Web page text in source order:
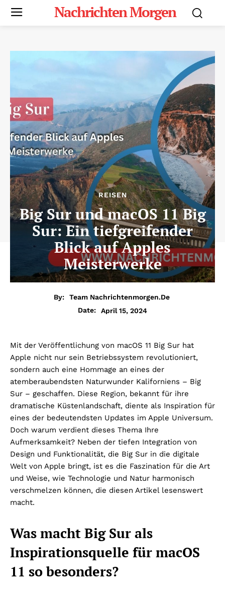
Nachrichten Morgen
REISEN
Big Sur und macOS 11 Big
Sur: Ein tiefgreifender
Blick auf Apples
Meisterwerke
By:
Team Nachrichtenmorgen.de
Date:
April 15, 2024
Mit der Veröffentlichung von macOS 11 Big Sur hat
Apple nicht nur sein Betriebssystem revolutioniert,
sondern auch eine Hommage an eines der
atemberaubendsten Naturwunder Kaliforniens – Big
Sur – geschaffen. Diese Region, bekannt für ihre
dramatische Küstenlandschaft, diente als Inspiration für
eines der bedeutendsten Updates im Apple Universum.
Doch warum verdient dieses Thema Ihre
Aufmerksamkeit? Neben der tiefen Integration von
Design und Funktionalität, die Big Sur in die digitale
Welt von Apple bringt, ist es die Faszination für die Art
und Weise, wie Technologie und Natur harmonisch
verschmelzen können, die diesen Artikel lesenswert
macht.
Was macht Big Sur als
Inspirationsquelle für macOS
11 so besonders?